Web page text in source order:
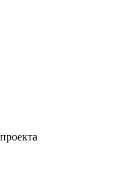
проекта